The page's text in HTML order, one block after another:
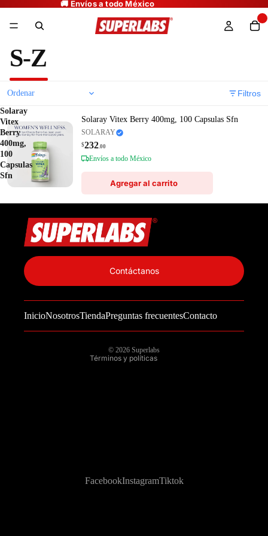
S-Z
Filtros
Solaray
Vitex
Berry
400mg,
100
Capsulas
Sfn
Solaray Vitex Berry 400mg, 100 Capsulas Sfn
SOLARAY
$232.00
Envíos a todo México
Agregar al carrito
InicioNosotrosTiendaPreguntas frecuentesContacto
Contáctanos
© 2026 Superlabs
Términos y políticas
Información de contacto
Política de reembolso
Términos del servicio
Política de envío
FacebookInstagramTiktok